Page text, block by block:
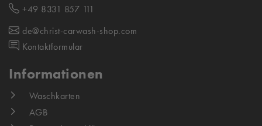
+49 8331 857 111
de@christ-carwash-shop.com
Kontaktformular
Informationen
Waschkarten
AGB